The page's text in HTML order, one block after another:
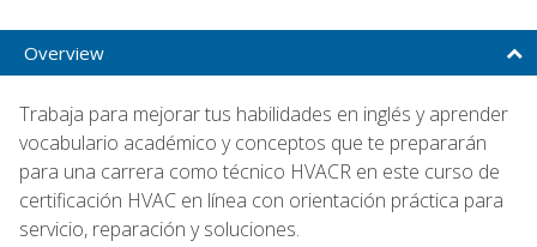
Overview
Trabaja para mejorar tus habilidades en inglés y aprender
vocabulario académico y conceptos que te prepararán
para una carrera como técnico HVACR en este curso de
certificación HVAC en línea con orientación práctica para
servicio, reparación y soluciones.